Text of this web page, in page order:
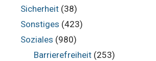
Sicherheit (38)
Sonstiges (423)
Soziales (980)
Barrierefreiheit(253)